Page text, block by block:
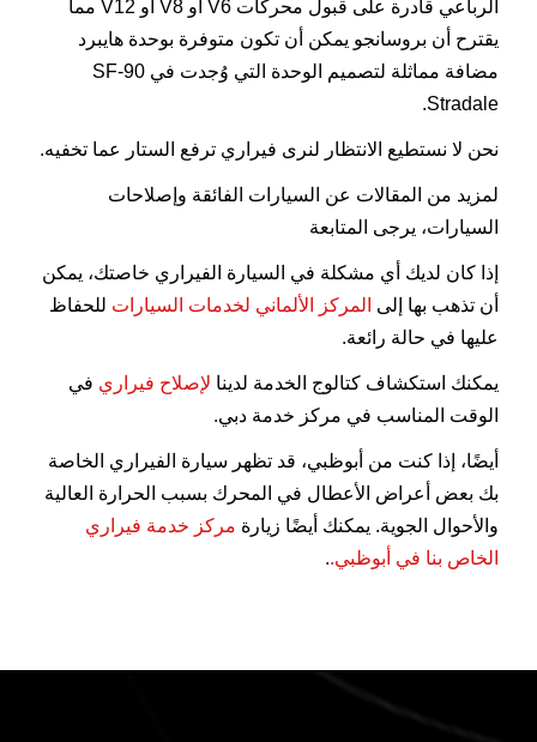
الرباعي قادرة على قبول محركات V6 أو V8 أو V12 مما
يقترح أن بروسانجو يمكن أن تكون متوفرة بوحدة هايبرد
مضافة مماثلة لتصميم الوحدة التي وُجدت في SF-90
Stradale.
نحن لا نستطيع الانتظار لنرى فيراري ترفع الستار عما تخفيه.
لمزيد من المقالات عن السيارات الفائقة وإصلاحات
السيارات، يرجى المتابعة
إذا كان لديك أي مشكلة في السيارة الفيراري خاصتك، يمكن
أن تذهب بها إلى المركز الألماني لخدمات السيارات للحفاظ
عليها في حالة رائعة.
يمكنك استكشاف كتالوج الخدمة لدينا لإصلاح فيراري في
الوقت المناسب في مركز خدمة دبي.
أيضًا، إذا كنت من أبوظبي، قد تظهر سيارة الفيراري الخاصة
بك بعض أعراض الأعطال في المحرك بسبب الحرارة العالية
والأحوال الجوية. يمكنك أيضًا زيارة مركز خدمة فيراري
الخاص بنا في أبوظبي..